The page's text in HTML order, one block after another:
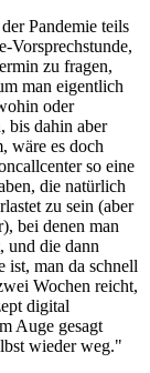
Pandemie teils
Vorsprech­stunde,
zu fragen,
man eigentlich
oder
bis dahin aber
wäre es doch
so eine
die natürlich
zu sein (aber
bei denen man
und die dann
ist, man da schnell
Wochen reicht,
digital
Auge gesagt
wieder weg."